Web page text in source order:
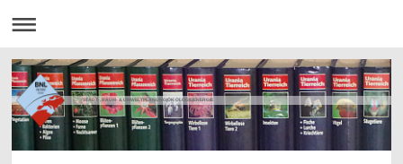
STADT-, RAUM- & UMWELTPLANUNG|ÖKOLOGIE|ENERGIE